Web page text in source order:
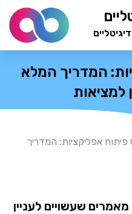
המדריך המלא
למציאות
פיתוח אפליקציות: המדריך
מאמרים שעשויים לעניין